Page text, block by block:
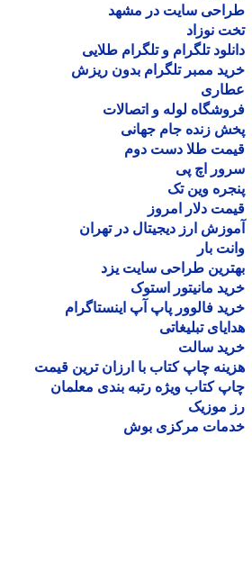
سایت در مشهد
نوزاد
تلگرام و تلگرام طلایی
ممبر تلگرام بدون ریزش
لوله و اتصالات
زنده جام جهانی
طلا دست دوم
اچ پی
وین تک
دلار امروز
ارز دیجیتال در تهران
بار
طراحی سایت یزد
مانیتور استوک
فالوور پاپ آپ اینستاگرام
تبلیغاتی
سالت
چاپ کتاب با ارزان ترین قیمت
کتاب ویژه رتبه بندی معلمان
موزیک
مرکزی بوش